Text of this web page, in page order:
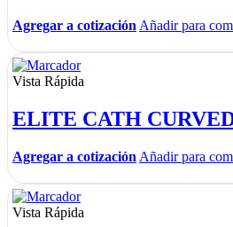
Agregar a cotización Añadir para
Vista Rápida
ELITE CATH
Agregar a cotización Añadir para
Vista Rápida